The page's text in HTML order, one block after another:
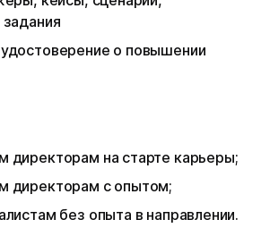
удостоверение о повышении
директорам на старте карьеры;
директорам с опытом;
без опыта в направлении.